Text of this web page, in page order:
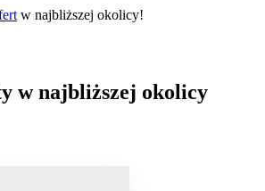
w najbliższej okolicy!
w najbliższej okolicy